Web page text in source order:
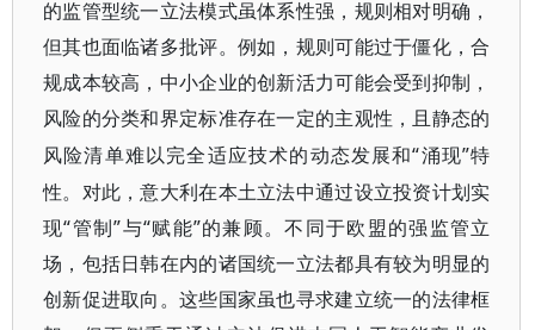
的监管型统一立法模式虽体系性强，规则相对明确，
但其也面临诸多批评。例如，规则可能过于僵化，合
规成本较高，中小企业的创新活力可能会受到抑制，
风险的分类和界定标准存在一定的主观性，且静态的
风险清单难以完全适应技术的动态发展和“涌现”特
性。对此，意大利在本土立法中通过设立投资计划实
现“管制”与“赋能”的兼顾。不同于欧盟的强监管立
场，包括日韩在内的诸国统一立法都具有较为明显的
创新促进取向。这些国家虽也寻求建立统一的法律框